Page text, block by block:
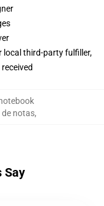
local third-party fulfiller,
de notas,
Say